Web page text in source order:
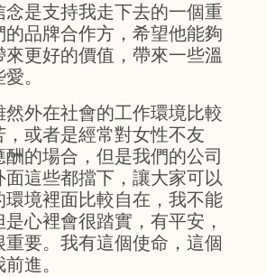
是支持我走下去的一個重
品牌合作方，希望他能夠
更好的價值，帶來一些溫
。
然外在社會的工作環境比較
，或者是經常對女性不友
的場合，但是我們的公司
這些都擋下，讓大家可以
環境裡面比較自在，我不能
心裡會很踏實，有平安，
要。我有這個使命，這個
進。